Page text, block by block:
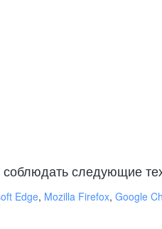
следующие
Edge, Mozilla Firefox, Google